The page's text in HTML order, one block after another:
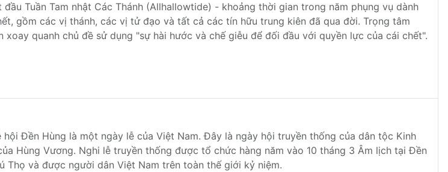
Tuần Tam nhật Các Thánh (Allhallowtide) - khoảng thời gian trong năm phụng vụ dành
gồm các vị thánh, các vị tử đạo và tất cả các tín hữu trung kiên đã qua đời. Trọng tâm
xoay quanh chủ đề sử dụng "sự hài hước và chế giễu để đối đầu với quyền lực của cái chết".
Đền Hùng là một ngày lễ của Việt Nam. Đây là ngày hội truyền thống của dân tộc Kinh
Hùng Vương. Nghi lễ truyền thống được tổ chức hàng năm vào 10 tháng 3 Âm lịch tại Đền
Thọ và được người dân Việt Nam trên toàn thế giới kỷ niệm.